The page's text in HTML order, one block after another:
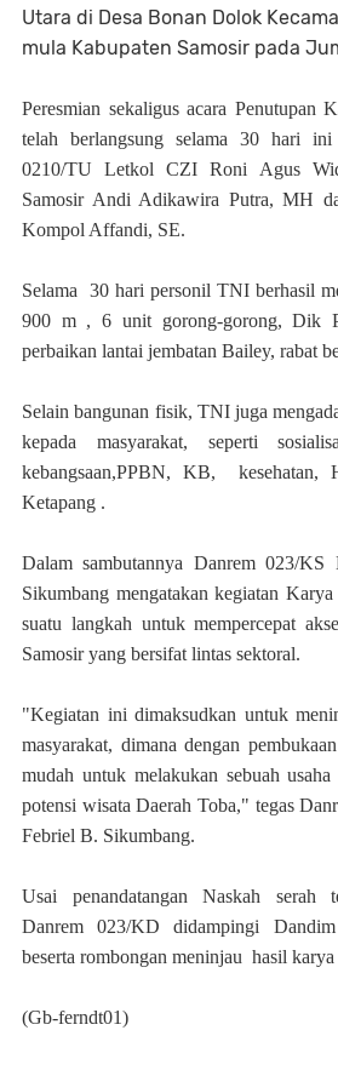
Utara di Desa Bonan Dolok
mula Kabupaten Samosir pada
Peresmian sekaligus acara Penutupan
telah berlangsung selama 30 hari
0210/TU Letkol CZI Roni Agus
Samosir Andi Adikawira Putra, MH
Kompol Affandi, SE.
Selama 30 hari personil TNI berhasil
900 m , 6 unit gorong-gorong, Dik
perbaikan lantai jembatan Bailey, rabat
Selain bangunan fisik, TNI juga
kepada masyarakat, seperti
kebangsaan,PPBN, KB, kesehatan,
Ketapang .
Dalam sambutannya Danrem 023/
Sikumbang mengatakan kegiatan
suatu langkah untuk mempercepat
Samosir yang bersifat lintas sektoral.
"Kegiatan ini dimaksudkan untuk
masyarakat, dimana dengan
mudah untuk melakukan sebuah usaha
potensi wisata Daerah Toba," tegas
Febriel B. Sikumbang.
Usai penandatangan Naskah serah
Danrem 023/KD didampingi
beserta rombongan meninjau hasil
(Gb-ferndt01)